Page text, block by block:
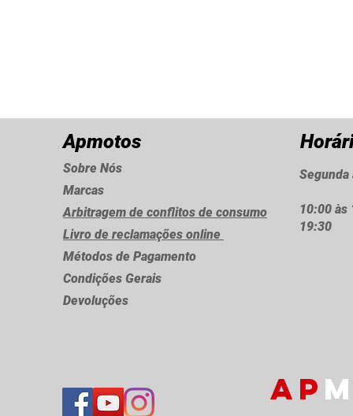
Apmotos
Sobre Nós
Marcas
Arbitragem de conflitos de consumo
Livro de reclamações online
Métodos de Pagamento
Condições Gerais
Devoluções
Segunda
10:00 às
19:30
AP